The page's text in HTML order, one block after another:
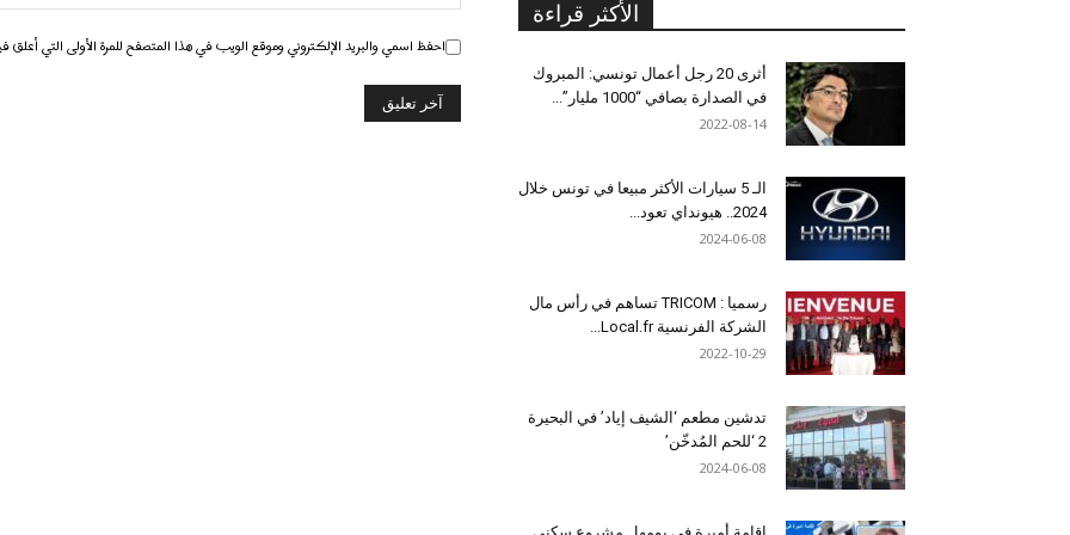
احفظ اسمي والبريد الإلكتروني وموقع الويب في هذا المتصفح للمرة الأولى التي أعلق
الأكثر قراءة
أثرى 20 رجل أعمال تونسي: المبروك
في الصدارة بصافي “1000 مليار”...
2022-08-14
الـ 5 سيارات الأكثر مبيعا في تونس خلال
2024.. هيونداي تعود...
2024-06-08
رسميا : TRICOM تساهم في رأس مال
الشركة الفرنسية Local.fr...
2022-10-29
تدشين مطعم ‘الشيف إياد’ في البحيرة
2 ‘للحم المُدخّن’
2024-06-08